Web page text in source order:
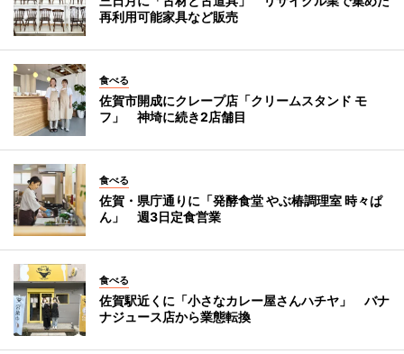
再利用可能家具など販売
食べる
佐賀市開成にクレープ店「クリームスタンド モ
フ」 神埼に続き2店舗目
食べる
佐賀・県庁通りに「発酵食堂 やぶ椿調理室 時々ぱ
ん」 週3日定食営業
食べる
佐賀駅近くに「小さなカレー屋さんハチヤ」 バナ
ナジュース店から業態転換